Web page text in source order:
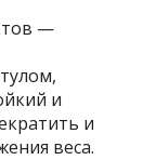
—
и
и
веса.